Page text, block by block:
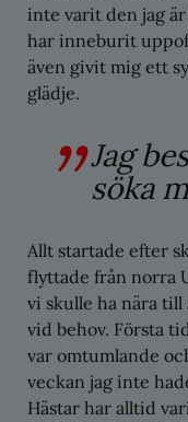
inte varit den jag
har inneburit
även givit mig ett
glädje.
Jag
söka
Allt startade efter
flyttade från norra
vi skulle ha nära
vid behov. Första
var omtumlande
veckan jag inte
Hästar har alltid